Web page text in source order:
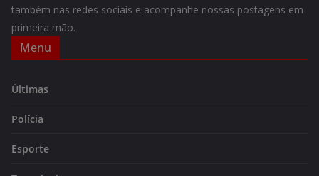
também nas redes sociais e acompanhe nossas postagens em
primeira mão.
Menu
Últimas
Polícia
Esporte